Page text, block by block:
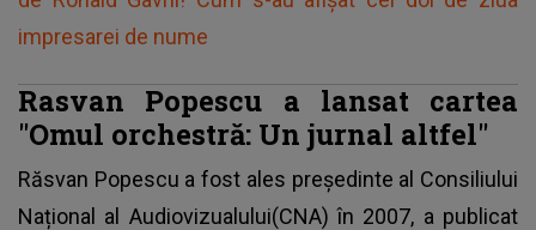
impresarei de nume
Rasvan Popescu a lansat cartea
"Omul orchestră: Un jurnal altfel"
Răsvan Popescu a fost ales președinte al Consiliului
Național al Audiovizualului(CNA) în 2007, a publicat